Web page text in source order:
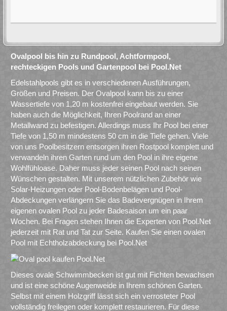
Ovalpool bis hin zu Rundpool, Achtformpool,
rechteckigen Pools und Gartenpool bei Pool.Net
Edelstahlpools gibt es in verschiedenen Ausführungen,
Größen und Preisen. Der Ovalpool kann bis zu einer
Wassertiefe von 1,20 m kostenfrei eingebaut werden. Sie
haben auch die Möglichkeit, Ihren Poolrand an einer
Metallwand zu befestigen. Allerdings muss Ihr Pool bei einer
Tiefe von 1,50 m mindestens 50 cm in die Tiefe gehen. Viele
von uns Poolbesitzern entsorgen ihren Rostpool komplett und
verwandeln ihren Garten rund um den Pool in ihre eigene
Wohlfühloase. Daher muss jeder seinen Pool nach seinen
Wünschen gestalten. Mit unserem nützlichen Zubehör wie
Solar-Heizungen oder Pool-Bodenbelägen und Pool-
Abdeckungen verlängern Sie das Badevergnügen in Ihrem
eigenen ovalen Pool zu jeder Badesaison um ein paar
Wochen. Bei Fragen stehen Ihnen die Experten von Pool.Net
jederzeit mit Rat und Tat zur Seite. Kaufen Sie einen ovalen
Pool mit Echtholzabdeckung bei Pool.Net
Dieses ovale Schwimmbecken ist gut mit Fichten bewachsen
und ist eine schöne Augenweide in Ihrem schönen Garten.
Selbst mit einem Holzgriff lässt sich ein verrosteter Pool
vollständig freilegen oder komplett restaurieren. Für diese